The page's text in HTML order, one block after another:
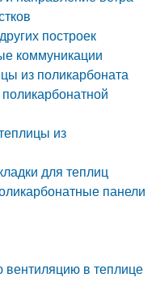
построек
коммуникации
из поликарбоната
из
для теплиц
панели
вентиляцию в теплице